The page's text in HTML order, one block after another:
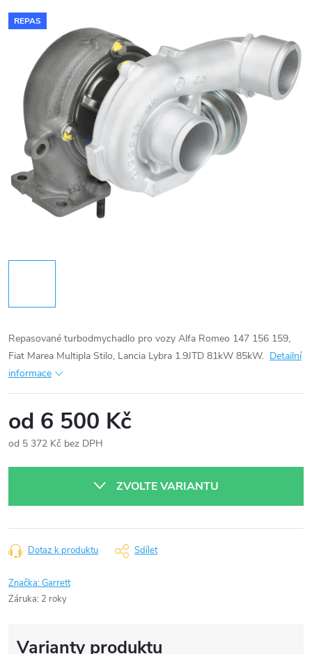
REPAS
Repasované turbodmychadlo pro vozy Alfa Romeo 147 156 159,
Fiat Marea Multipla Stilo, Lancia Lybra 1.9JTD 81kW 85kW. Detailní
informace
od 6 500 Kč
od 5 372 Kč bez DPH
ZVOLTE VARIANTU
Dotaz k produktu Sdílet
Značka:Garrett
Záruka: 2 roky